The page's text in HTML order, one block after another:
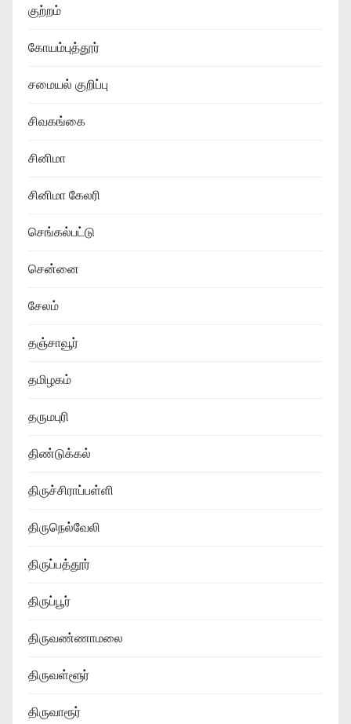
குற்றம்
கோயம்புத்தூர்
சமையல் குறிப்பு
சிவகங்கை
சினிமா
சினிமா கேலரி
செங்கல்பட்டு
சென்னை
சேலம்
தஞ்சாவூர்
தமிழகம்
தருமபுரி
திண்டுக்கல்
திருச்சிராப்பள்ளி
திருநெல்வேலி
திருப்பத்தூர்
திருப்பூர்
திருவண்ணாமலை
திருவள்ளூர்
திருவாரூர்